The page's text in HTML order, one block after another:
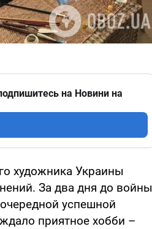
на Новини на
художника Украины
За два дня до войны
успешной
приятное хобби –